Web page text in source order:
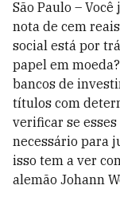
São Paulo –
nota de cem
social está por
papel em
bancos de
títulos com
verificar se
necessário para
isso tem a ver
alemão Johann